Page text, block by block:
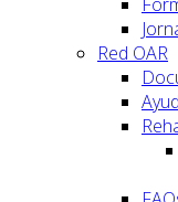
Red OAR